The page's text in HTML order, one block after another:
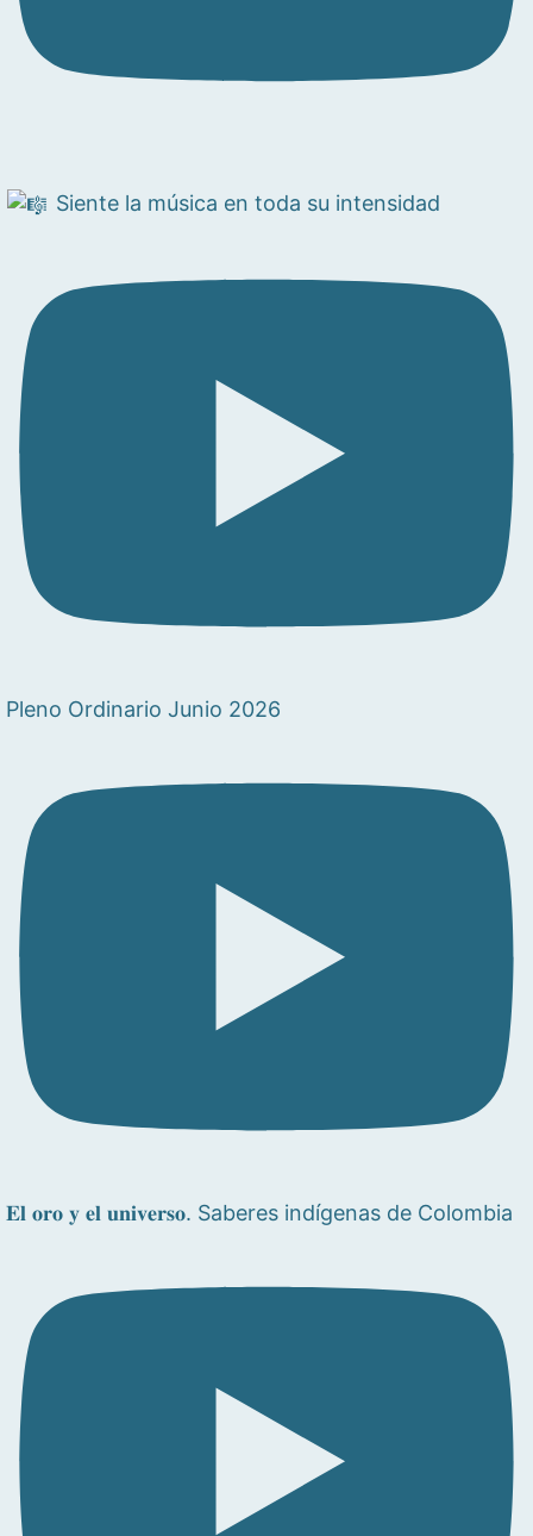
Siente la música en toda su intensidad
Pleno Ordinario Junio 2026
𝐄𝐥 𝐨𝐫𝐨 𝐲 𝐞𝐥 𝐮𝐧𝐢𝐯𝐞𝐫𝐬𝐨. Saberes indígenas de Colombia